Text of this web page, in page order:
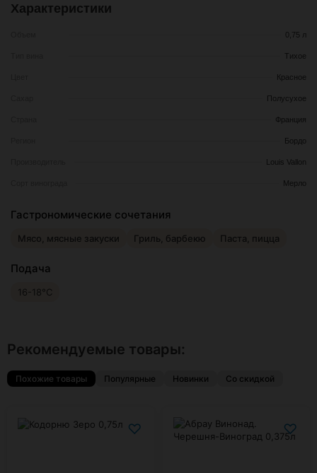
Характеристики
0,75 л
Тихое
Красное
Полусухое
Франция
Бордо
Louis Vallon
Мерло
Гастрономические сочетания
Мясо, мясные закуски Гриль, барбекю Паста, пицца
Подача
16-18°С
Рекомендуемые товары:
Похожие товары Популярные Новинки Со скидкой
♡ ♡